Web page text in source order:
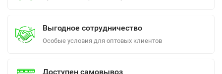
Выгодное сотрудничество
Особые условия для оптовых клиентов
Доступен самовывоз